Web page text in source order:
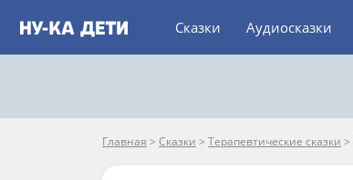
Сказки Аудиосказки
Главная > Сказки > Терапевтические сказки >